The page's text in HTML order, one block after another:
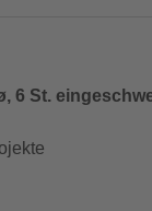
6 St.